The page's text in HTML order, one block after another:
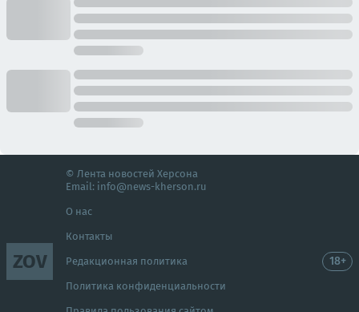
ZOV
© Лента новостей Херсона
Email: info@news-kherson.ru
О нас
Контакты
Редакционная политика
Политика конфиденциальности
18+